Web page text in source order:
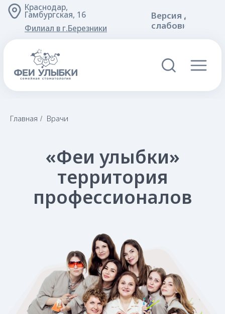
Филиал в г.Березники
Краснодар,
Гамбургская, 16
слабовидящих
Главная / Врачи
Мы работаем, чтобы вы улыбались!
«Феи улыбки»
территория